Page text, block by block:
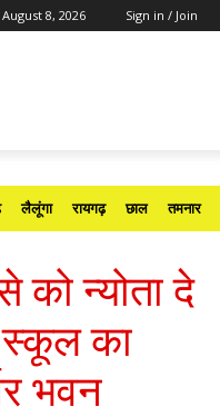
8, 2026 Sign in / Join
लैलूंगा रायगढ़ छाल तमनार
को न्योता दे
स्कूल का
भवन